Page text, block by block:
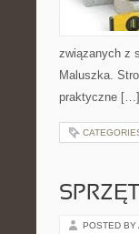
związanych z
Maluszka.
praktyczne […]
POSTED BY